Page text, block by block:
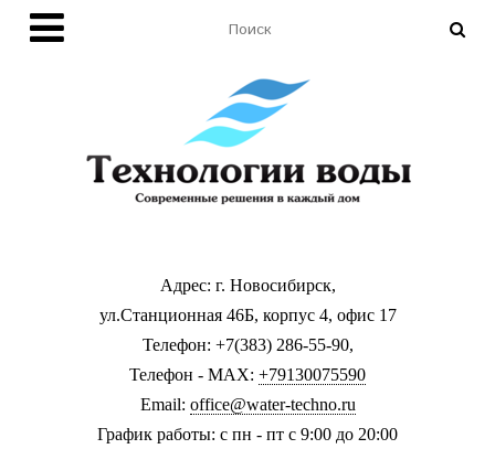
Адрес: г. Новосибирск,
ул.Станционная 46Б, корпус 4, офис 17
Телефон: +7(383) 286-55-90,
Телефон - MAX: +79130075590
Email: office@water-techno.ru
График работы: с пн - пт с 9:00 до 20:00